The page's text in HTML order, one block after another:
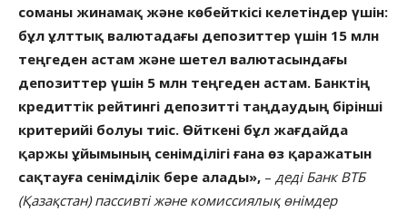
соманы жинамақ және көбейткісі келетіндер үшін:
бұл ұлттық валютадағы депозиттер үшін 15 млн
теңгеден астам және шетел валютасындағы
депозиттер үшін 5 млн теңгеден астам. Банктің
кредиттік рейтингі депозитті таңдаудың бірінші
критерийі болуы тиіс. Өйткені бұл жағдайда
қаржы ұйымының сенімділігі ғана өз қаражатын
сақтауға сенімділік бере алады», – деді Банк ВТБ
(Қазақстан) пассивті және комиссиялық өнімдер